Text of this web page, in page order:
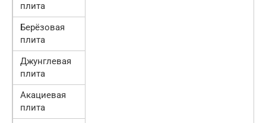
плита
Берёзовая
плита
Джунглевая
плита
Акациевая
плита